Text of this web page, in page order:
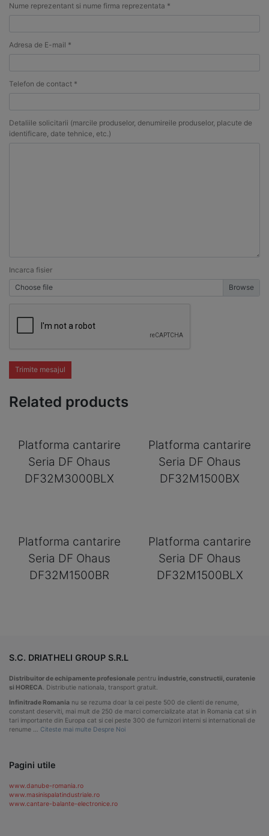
Nume reprezentant si nume firma reprezentata *
Adresa de E-mail *
Telefon de contact *
Detaliile solicitarii (marcile produselor, denumireile produselor, placute de
identificare, date tehnice, etc.)
Incarca fisier
Choose file
Trimite mesajul
Related products
Platforma cantarire
Seria DF Ohaus
DF32M3000BLX
Platforma cantarire
Seria DF Ohaus
DF32M1500BX
Platforma cantarire
Seria DF Ohaus
DF32M1500BR
Platforma cantarire
Seria DF Ohaus
DF32M1500BLX
S.C. DRIATHELI GROUP S.R.L
Distribuitor de echipamente profesionale pentru industrie, constructii, curatenie
si HORECA . Distributie nationala, transport gratuit.
Infinitrade Romania nu se rezuma doar la cei peste 500 de clienti de renume,
constant deserviti, mai mult de 250 de marci comercializate atat in Romania cat si in
tari importante din Europa cat si cei peste 300 de furnizori interni si internationali de
renume … Citeste mai multe Despre Noi
Pagini utile
www.danube-romania.ro
www.masinispalatindustriale.ro
www.cantare-balante-electronice.ro